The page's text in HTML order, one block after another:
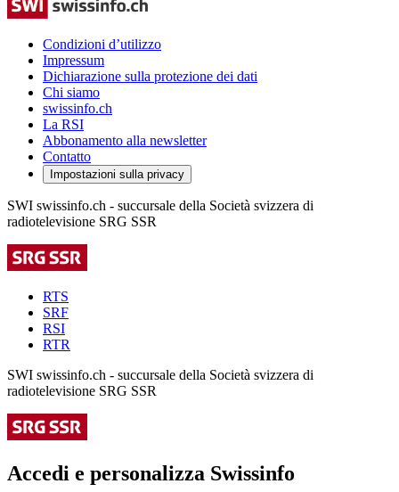
Condizioni d’utilizzo
Impressum
Dichiarazione sulla protezione dei dati
Chi siamo
swissinfo.ch
La RSI
Abbonamento alla newsletter
Contatto
Impostazioni sulla privacy
SWI swissinfo.ch - succursale della Società svizzera di
radiotelevisione SRG SSR
RTS
SRF
RSI
RTR
SWI swissinfo.ch - succursale della Società svizzera di
radiotelevisione SRG SSR
Accedi e personalizza Swissinfo